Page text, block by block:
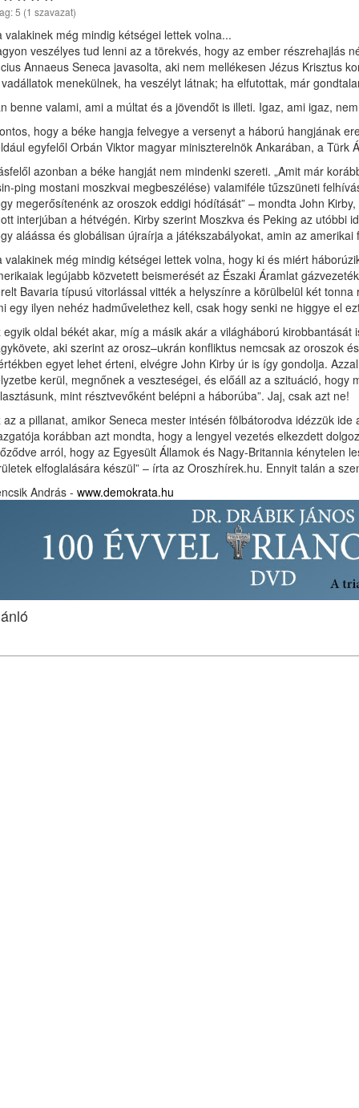
5 (1 szavazat)
valakinek még mindig kétségei lettek volna...
veszélyes tud lenni az a törekvés, hogy az ember részrehajlás
Annaeus Seneca javasolta, aki nem mellékesen Jézus Krisztus
vadállatok menekülnek, ha veszélyt látnak; ha elfutottak, már
benne valami, ami a múltat és a jövendőt is illeti. Igaz, ami igaz,
hogy a béke hangja felvegye a versenyt a háború hangjának
egyfelől Orbán Viktor magyar miniszterelnök Ankarában, a Türk
azonban a béke hangját nem mindenki szereti. „Amit már
ping mostani moszkvai megbeszélése) valamiféle tűzszüneti
megerősítenénk az oroszok eddigi hódítását” – mondta John
interjúban a hétvégén. Kirby szerint Moszkva és Peking az utóbbi
aláássa és globálisan újraírja a játékszabályokat, amin az
valakinek még mindig kétségei lettek volna, hogy ki és miért
legújabb közvetett beismerését az Északi Áramlat
Bavaria típusú vitorlással vitték a helyszínre a körülbelül két
egy ilyen nehéz hadművelethez kell, csak hogy senki ne higgye el
egyik oldal békét akar, míg a másik akár a világháború
aki szerint az orosz–ukrán konfliktus nemcsak az oroszok
egyet lehet érteni, elvégre John Kirby úr is így gondolja.
kerül, megnőnek a veszteségei, és előáll az a szituáció,
mint résztvevőként belépni a háborúba”. Jaj, csak azt ne!
az a pillanat, amikor Seneca mester intésén fölbátorodva idézzük
korábban azt mondta, hogy a lengyel vezetés elkezdett
arról, hogy az Egyesült Államok és Nagy-Britannia kénytelen
elfoglalására készül” – írta az Oroszhírek.hu. Ennyit talán a
András - www.demokrata.hu